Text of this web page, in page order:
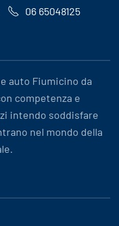
06 65048125
auto Fiumicino da
competenza e
intendo soddisfare
nel mondo della